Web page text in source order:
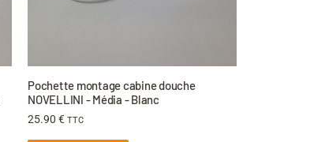
Pochette montage cabine douche
NOVELLINI - Média - Blanc
25.90 € TTC